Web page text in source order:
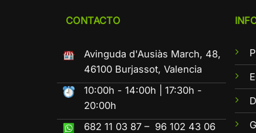
CONTACTO
Avinguda d'Ausiàs March, 48,
46100 Burjassot, Valencia
10:00h - 14:00h | 17:30h -
20:00h
682 11 03 87 – 96 102 43 06